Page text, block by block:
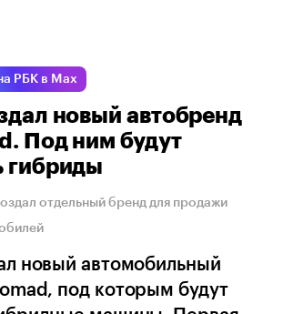
Changan Geely
РБК в Max
новый автобренд
Под ним будут
гибриды
отдельный бренд для продажи
новый автомобильный
под которым будут